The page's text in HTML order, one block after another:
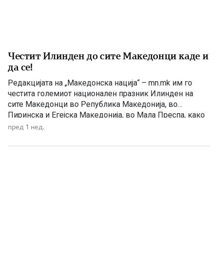
Честит Илинден до сите Македонци каде и
да се!
Редакцијата на „Македонска нација“ – mn.mk им го
честита големиот национален празник Илинден на
сите Македонци во Република Македонија, во
Пиринска и Егејска Македонија, во Мала Преспа, како
и на македонското иселеништво ширум светот.
државност. Тој е вечниот пламен што ги поврзува
пред 1 нед.